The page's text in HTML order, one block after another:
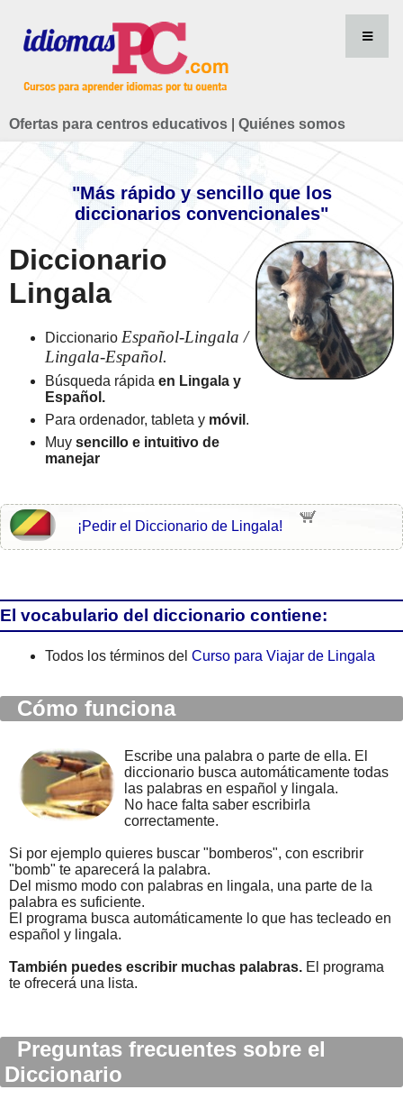
Ofertas para centros educativos Quiénes somos
"Más rápido y sencillo que los
diccionarios convencionales"
Diccionario
Lingala
Diccionario Español-Lingala /
Lingala-Español.
Búsqueda rápida en Lingala y
Español.
Para ordenador, tableta y móvil .
Muy sencillo e intuitivo de
manejar
¡Pedir el Diccionario de Lingala!
El vocabulario del diccionario contiene:
Todos los términos del Curso para Viajar de Lingala
Cómo funciona
Escribe una palabra o parte de ella. El
diccionario busca automáticamente todas
las palabras en español y lingala.
No hace falta saber escribirla
correctamente.
Si por ejemplo quieres buscar "bomberos", con escribrir
"bomb" te aparecerá la palabra.
Del mismo modo con palabras en lingala, una parte de la
palabra es suficiente.
El programa busca automáticamente lo que has tecleado en
español y lingala.
También puedes escribir muchas palabras. El programa
te ofrecerá una lista.
Preguntas frecuentes sobre el
Diccionario